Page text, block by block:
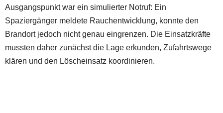
Ausgangspunkt war ein simulierter Notruf: Ein
Spaziergänger meldete Rauchentwicklung, konnte den
Brandort jedoch nicht genau eingrenzen. Die Einsatzkräfte
mussten daher zunächst die Lage erkunden, Zufahrtswege
klären und den Löscheinsatz koordinieren.